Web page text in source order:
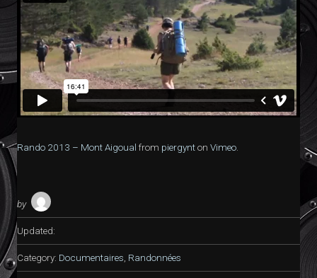
Rando 2013 – Mont Aigoual from piergynton Vimeo.
by
Updated:
Category: Documentaires, Randonnées